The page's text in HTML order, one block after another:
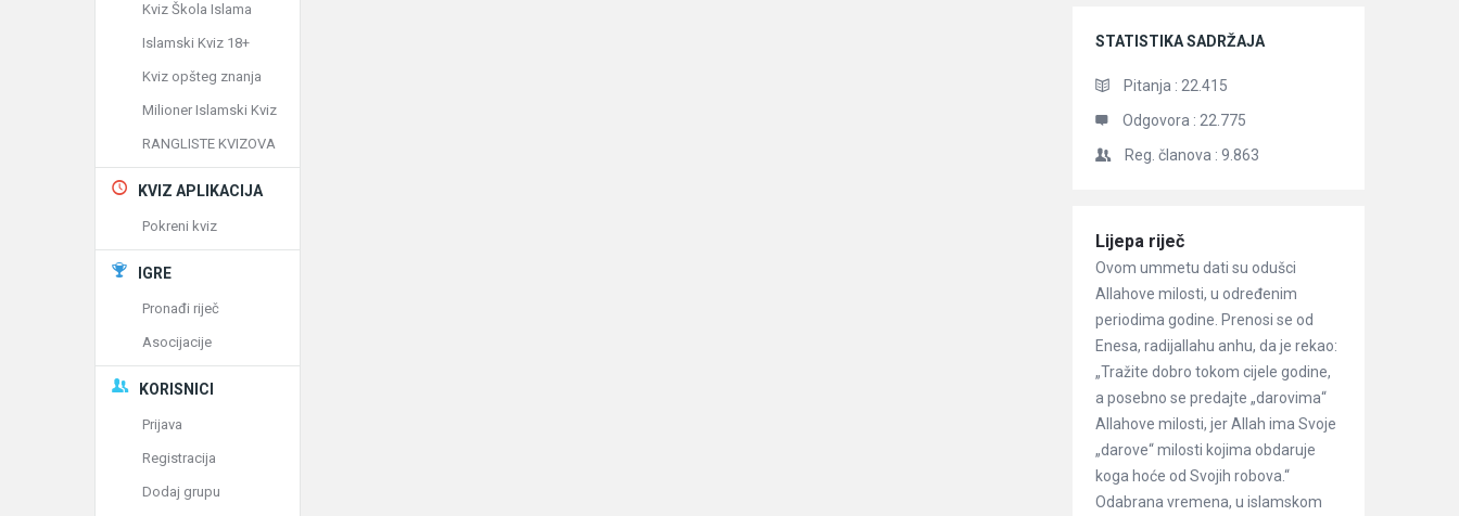
STATISTIKA SADRŽAJA
Pitanja : 22.415
Odgovora : 22.775
Reg. članova : 9.863
Članci
Lijepa riječ
Ovom ummetu dati su odušci
Allahove milosti, u određenim
periodima godine. Prenosi se od
Enesa, radijallahu anhu, da je rekao:
„Tražite dobro tokom cijele godine,
a posebno se predajte „darovima“
Allahove milosti, jer Allah ima Svoje
„darove“ milosti kojima obdaruje
koga hoće od Svojih robova.“
Odabrana vremena, u islamskom
Kviz Škola Islama
Islamski Kviz 18+
Kviz opšteg znanja
Milioner Islamski Kviz
RANGLISTE KVIZOVA
KVIZ APLIKACIJA
Pokreni kviz
IGRE
Pronađi riječ
Asocijacije
KORISNICI
Prijava
Registracija
Dodaj grupu